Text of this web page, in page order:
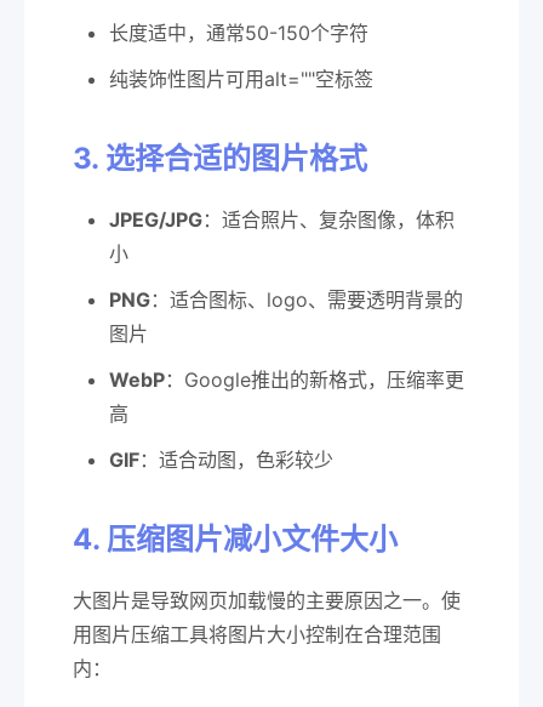
长度适中，通常50-150个字符
纯装饰性图片可用alt=""空标签
3. 选择合适的图片格式
JPEG/JPG：适合照片、复杂图像，体积
小
PNG：适合图标、logo、需要透明背景的
图片
WebP：Google推出的新格式，压缩率更
高
GIF：适合动图，色彩较少
4. 压缩图片减小文件大小
大图片是导致网页加载慢的主要原因之一。使
用图片压缩工具将图片大小控制在合理范围
内：